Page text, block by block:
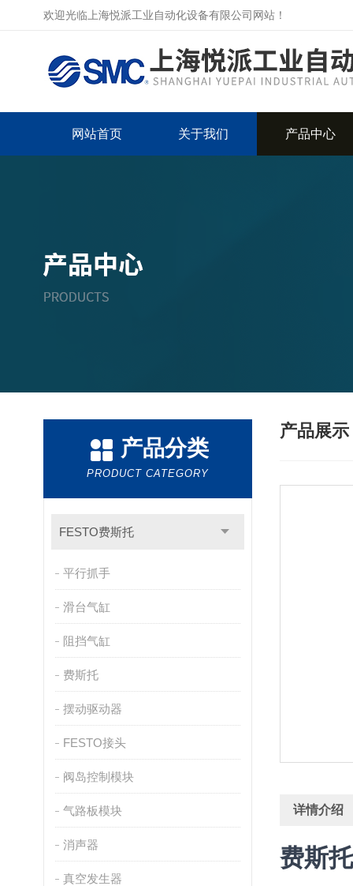
欢迎光临上海悦派工业自动化设备有限公司网站！
网站首页 关于我们 产品中心
产品分类
PRODUCT CATEGORY
FESTO费斯托
平行抓手
滑台气缸
阻挡气缸
费斯托
摆动驱动器
FESTO接头
阀岛控制模块
气路板模块
消声器
真空发生器
产品展示
详情介绍
费斯